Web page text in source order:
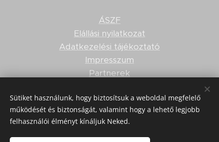
ÁSZF
Elállási nyilatkozat
Adatkezelési tájékoztató
Impresszum
Partnerek
Felnőttképzési nyilvántartási szám: B/2020/001506
© 2019 Pisták Dóra szakosodott kineziológus, Touch
Sütiket használunk, hogy biztosítsuk a weboldal megfelelő
működését és biztonságát, valamint hogy a lehető legjobb
felhasználói élményt kínáljuk Neked.